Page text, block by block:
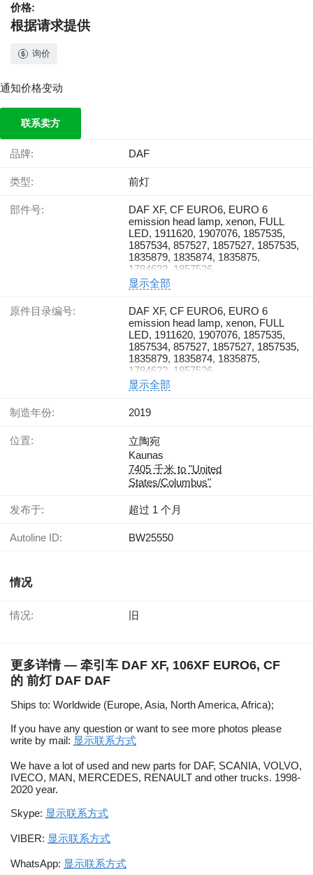
价格:
根据请求提供
询价
通知价格变动
联系卖方
品牌: DAF
类型: 前灯
部件号:
DAF XF, CF EURO6, EURO 6
emission head lamp, xenon, FULL
LED, 1911620, 1907076, 1857535,
1857534, 857527, 1857527, 1857535,
1835879, 1835874, 1835875,
1784622, 1857526
显示全部
原件目录编号:
DAF XF, CF EURO6, EURO 6
emission head lamp, xenon, FULL
LED, 1911620, 1907076, 1857535,
1857534, 857527, 1857527, 1857535,
1835879, 1835874, 1835875,
1784622, 1857526
显示全部
制造年份: 2019
位置:
立陶宛
Kaunas
7405 千米 to "United
States/Columbus"
发布于: 超过 1 个月
Autoline ID: BW25550
情况
情况: 旧
更多详情 — 牵引车 DAF XF, 106XF EURO6, CF
的 前灯 DAF DAF
Ships to: Worldwide (Europe, Asia, North America, Africa);
If you have any question or want to see more photos please
write by mail: 显示联系方式
We have a lot of used and new parts for DAF, SCANIA, VOLVO,
IVECO, MAN, MERCEDES, RENAULT and other trucks. 1998-
2020 year.
Skype: 显示联系方式
VIBER: 显示联系方式
WhatsApp: 显示联系方式